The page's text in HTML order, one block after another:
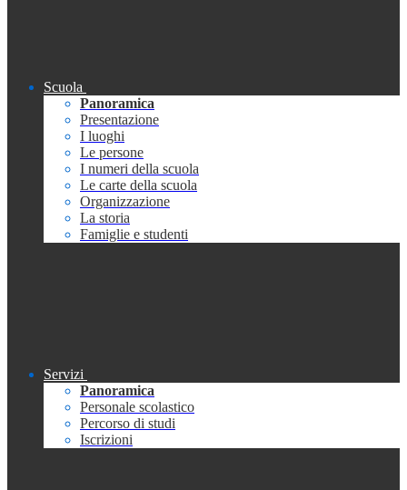
Scuola
Panoramica
Presentazione
I luoghi
Le persone
I numeri della scuola
Le carte della scuola
Organizzazione
La storia
Famiglie e studenti
Servizi
Panoramica
Personale scolastico
Percorso di studi
Iscrizioni